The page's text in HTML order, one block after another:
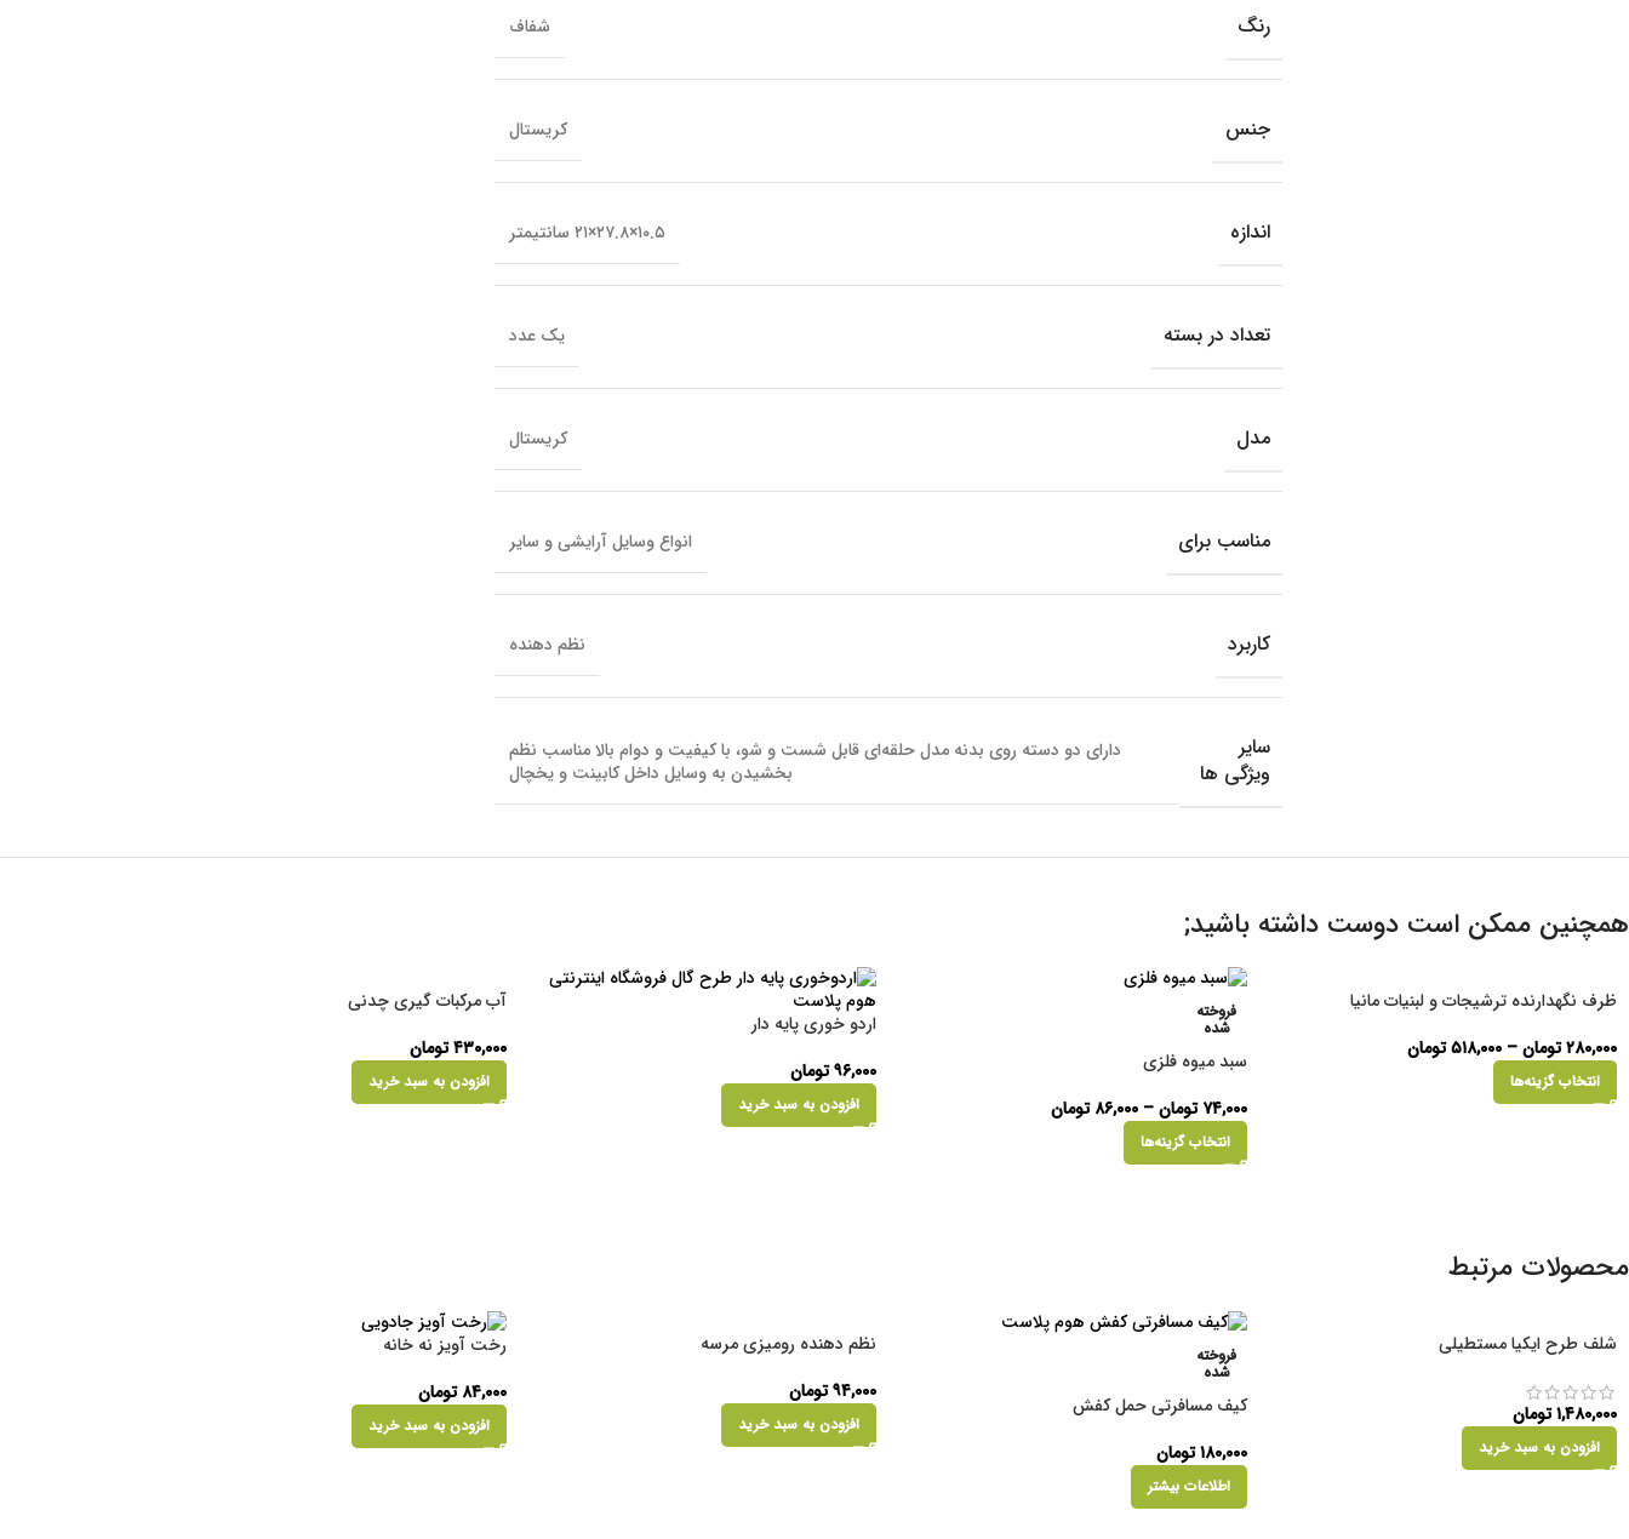
رنگ شفاف
جنس کریستال
اندازه ۱۰.۵×۲۷.۸×۲۱ سانتیمتر
تعداد در بسته یک عدد
مدل کریستال
مناسب برای انواع وسایل آرایشی و سایر
کاربرد نظم دهنده
سایر
ویژگی ها
دارای دو دسته روی بدنه مدل حلقه‌ای قابل شست و شو، با کیفیت و دوام بالا مناسب نظم
بخشیدن به وسایل داخل کابینت و یخچال
همچنین ممکن است دوست داشته باشید;
ظرف نگهدارنده ترشیجات و لبنیات مانیا
۲۸۰,۰۰۰تومان– ۵۱۸,۰۰۰تومان
انتخاب گزینه‌ها
فروخته
شده
سبد میوه فلزی
۷۴,۰۰۰ تومان – ۸۶,۰۰۰ تومان
انتخاب گزینه‌ها
اردو خوری پایه دار
۹۶,۰۰۰تومان
افزودن به سبد خرید
آب مرکبات گیری چدنی
۴۳۰,۰۰۰ تومان
افزودن به سبد خرید
محصولات مرتبط
شلف طرح ایکیا مستطیلی
۱,۴۸۰,۰۰۰تومان
افزودن به سبد خرید
فروخته
شده
کیف مسافرتی حمل کفش
۱۸۰,۰۰۰ تومان
اطلاعات بیشتر
نظم دهنده رومیزی مرسه
۹۴,۰۰۰تومان
افزودن به سبد خرید
رخت آویز نه خانه
۸۴,۰۰۰ تومان
افزودن به سبد خرید